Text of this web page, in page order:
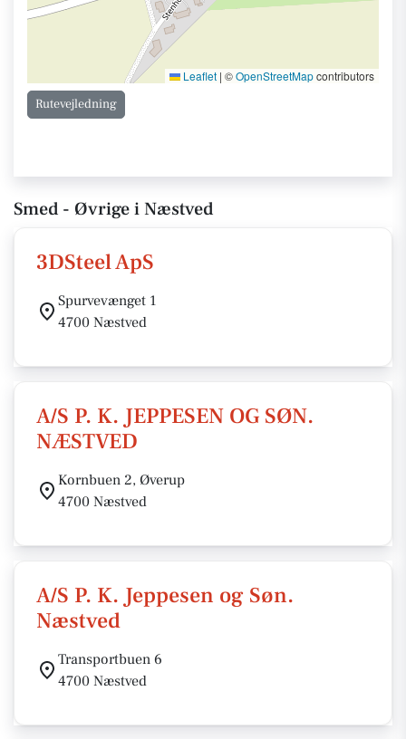
Leaflet | ©OpenStreetMapcontributors
Rutevejledning
Smed - Øvrige i Næstved
3DSteel ApS
Spurvevænget 1
4700 Næstved
A/S P. K. JEPPESEN OG SØN.
NÆSTVED
Kornbuen 2, Øverup
4700 Næstved
A/S P. K. Jeppesen og Søn.
Næstved
Transportbuen 6
4700 Næstved